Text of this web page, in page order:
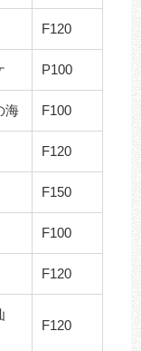
F120
P100
海 F100
F120
F150
F100
F120
F120